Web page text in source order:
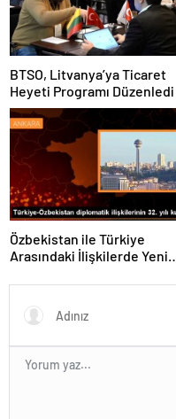
BTSO, Litvanya’ya Ticaret
Heyeti Programı Düzenledi
Özbekistan ile Türkiye
Arasındaki İlişkilerde Yeni